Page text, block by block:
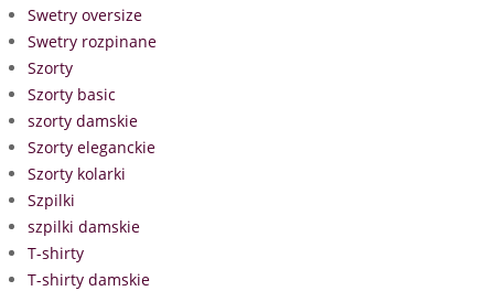
Swetry oversize
Swetry rozpinane
Szorty
Szorty basic
szorty damskie
Szorty eleganckie
Szorty kolarki
Szpilki
szpilki damskie
T-shirty
T-shirty damskie